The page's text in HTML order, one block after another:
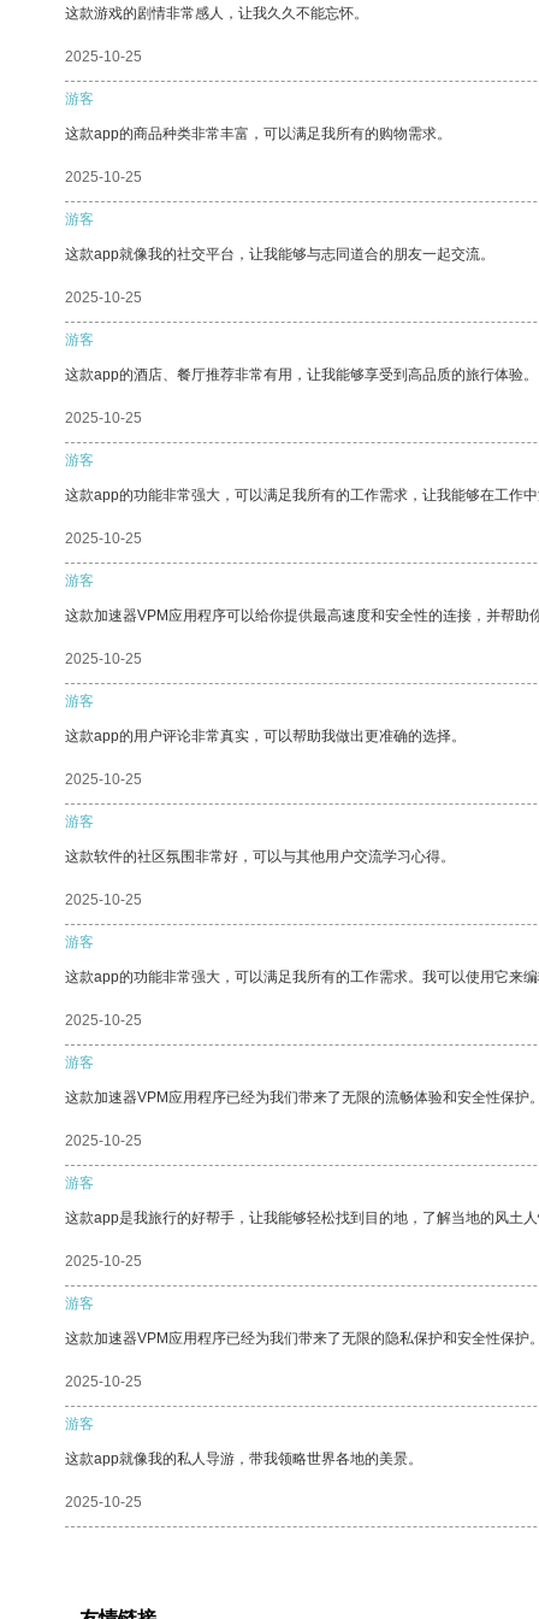
这款游戏的剧情非常感人，让我久久不能忘怀。
2025-10-25
游客
这款app的商品种类非常丰富，可以满足我所有的购物需求。
2025-10-25
游客
这款app就像我的社交平台，让我能够与志同道合的朋友一起交流。
2025-10-25
游客
这款app的酒店、餐厅推荐非常有用，让我能够享受到高品质的旅行体验。
2025-10-25
游客
这款app的功能非常强大，可以满足我所有的工作需求，让我能够在工作中
2025-10-25
游客
这款加速器VPM应用程序可以给你提供最高速度和安全性的连接，并帮助
2025-10-25
游客
这款app的用户评论非常真实，可以帮助我做出更准确的选择。
2025-10-25
游客
这款软件的社区氛围非常好，可以与其他用户交流学习心得。
2025-10-25
游客
这款app的功能非常强大，可以满足我所有的工作需求。我可以使用它来
2025-10-25
游客
这款加速器VPM应用程序已经为我们带来了无限的流畅体验和安全性保护。
2025-10-25
游客
这款app是我旅行的好帮手，让我能够轻松找到目的地，了解当地的风土人
2025-10-25
游客
这款加速器VPM应用程序已经为我们带来了无限的隐私保护和安全性保护。
2025-10-25
游客
这款app就像我的私人导游，带我领略世界各地的美景。
2025-10-25